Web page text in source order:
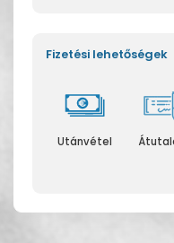
Fizetési lehetőségek
Utánvétel